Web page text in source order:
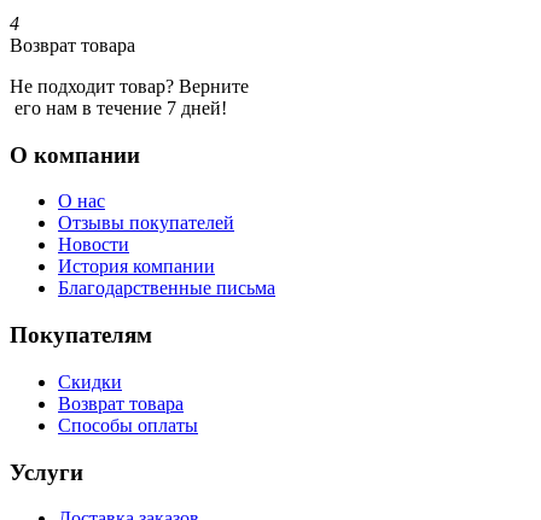
4
Возврат товара
Не подходит товар? Верните
его нам в течение 7 дней!
О компании
О нас
Отзывы покупателей
Новости
История компании
Благодарственные письма
Покупателям
Скидки
Возврат товара
Способы оплаты
Услуги